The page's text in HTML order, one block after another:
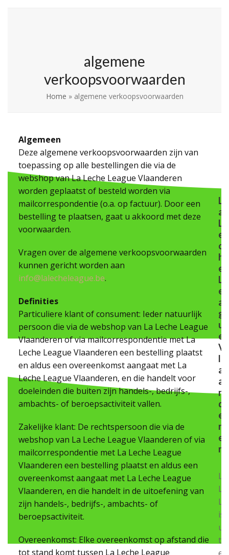
algemene
verkoopsvoorwaarden
Home » algemene verkoopsvoorwaarden
Algemeen
Deze algemene verkoopsvoorwaarden zijn van
toepassing op alle bestellingen die via de
webshop van La Leche League Vlaanderen
worden geplaatst of besteld worden via
mailcorrespondentie (o.a. op factuur). Door een
bestelling te plaatsen, gaat u akkoord met deze
voorwaarden.
Vragen over de algemene verkoopsvoorwaarden
kunnen gericht worden aan
info@lalecheleague.be.
Definities
Particuliere klant of consument: Ieder natuurlijk
persoon die via de webshop van La Leche League
Vlaanderen of via mailcorrespondentie met La
Leche League Vlaanderen een bestelling plaatst
en aldus een overeenkomst aangaat met La
Leche League Vlaanderen, en die handelt voor
doeleinden die buiten zijn handels-, bedrijfs-,
ambachts- of beroepsactiviteit vallen.
Zakelijke klant: De rechtspersoon die via de
webshop van La Leche League Vlaanderen of via
mailcorrespondentie met La Leche League
Vlaanderen een bestelling plaatst en aldus een
overeenkomst aangaat met La Leche League
Vlaanderen, en die handelt in de uitoefening van
zijn handels-, bedrijfs-, ambachts- of
beroepsactiviteit.
Overeenkomst: Elke overeenkomst op afstand die
tot stand komt tussen La Leche League
L
a
L
e
c
h
e
L
e
a
g
u
e
V
l
a
a
n
d
e
r
e
n
La
is